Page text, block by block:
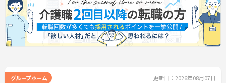
グループホーム 更新日：2026年08月07日